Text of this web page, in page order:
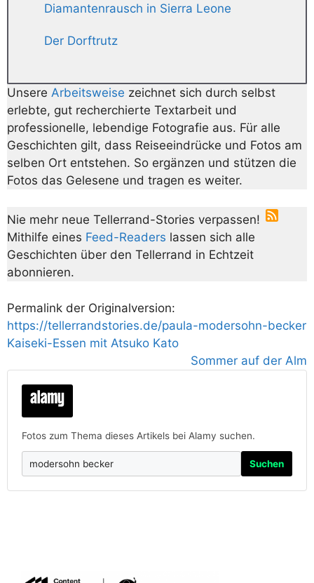
Diamantenrausch in Sierra Leone
Der Dorftrutz
Unsere Arbeitsweise zeichnet sich durch selbst
erlebte, gut recherchierte Textarbeit und
professionelle, lebendige Fotografie aus. Für alle
Geschichten gilt, dass Reiseeindrücke und Fotos am
selben Ort entstehen. So ergänzen und stützen die
Fotos das Gelesene und tragen es weiter.
Nie mehr neue Tellerrand-Stories verpassen!
Mithilfe eines Feed-Readers lassen sich alle
Geschichten über den Tellerrand in Echtzeit
abonnieren.
Permalink der Originalversion:
https://tellerrandstories.de/paula-modersohn-becker
Kaiseki-Essen mit Atsuko Kato
Sommer auf der Alm
Fotos zum Thema dieses Artikels bei Alamy suchen.
Suchen